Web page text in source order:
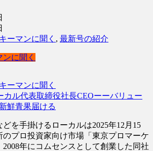
ーマンに聞く , 最新号の紹介
に聞く
ーマンに聞く
カル代表取締役社長CEOーーバリュー
鮮青果届ける
を手掛けるローカルは2025年12月15
のプロ投資家向け市場「東京プロマーケ
年にコムセンスとして創業した同社